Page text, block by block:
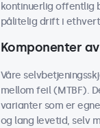
kontinuerlig offentlig
pålitelig drift i
Komponenter
Våre
mellom feil (MTBF).
varianter som er
og lang levetid, selv